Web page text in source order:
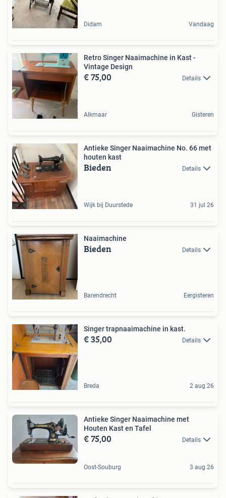
Didam Vandaag
Retro Singer Naaimachine in Kast -
Vintage Design
€ 75,00 Details
Alkmaar Gisteren
Antieke Singer Naaimachine No. 66 met
houten kast
Bieden Details
Wijk bij Duurstede 31 jul 26
Naaimachine
Bieden Details
Barendrecht Eergisteren
Singer trapnaaimachine in kast.
€ 35,00 Details
Breda 2 aug 26
Antieke Singer Naaimachine met
Houten Kast en Tafel
€ 75,00 Details
Oost-Souburg 3 aug 26